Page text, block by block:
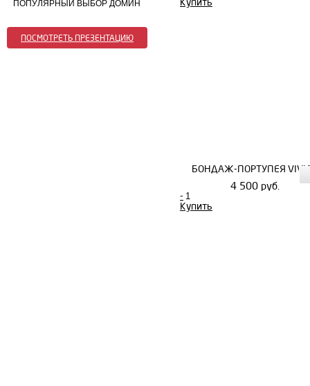
ПОПУЛЯРНЫЙ ВЫБОР ДОМИН
ПОСМОТРЕТЬ ПРЕЗЕНТАЦИЮ
БОНДАЖ-ПОРТУПЕЯ
4 500 руб.
-
Купить